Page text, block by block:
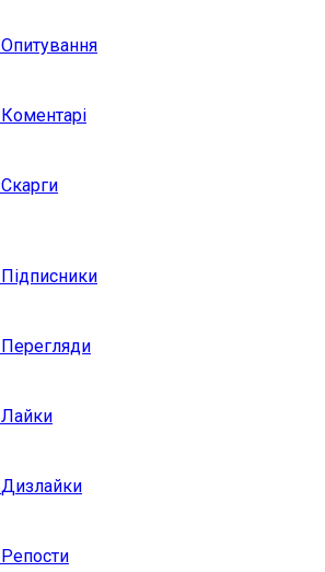
Опитування
Коментарі
Скарги
Підписники
Перегляди
Лайки
Дизлайки
Репости